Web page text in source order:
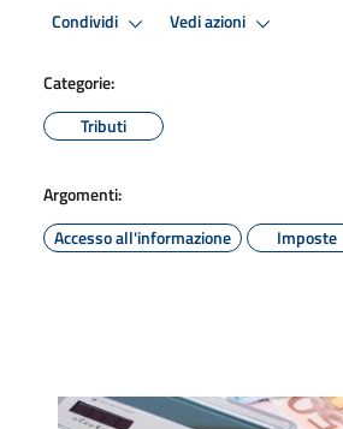
Condividi Vedi azioni
Categorie:
Tributi
Argomenti:
Accesso all'informazione
Imposte